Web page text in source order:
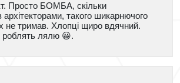
Просто БОМБА, скільки
архітекторами, такого шикарнючого
не тримав. Хлопці щиро вдячний.
роблять лялю 😀.